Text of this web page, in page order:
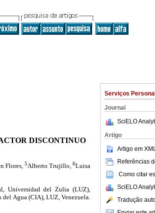
Serviços
Journal
SciELO
Artigo
Artigo em XML
Referências
Como citar
SciELO
Tradução
DISCONTINUO
Flores, 5Alberto Trujillo, 6Luisa
Universidad del Zulia (LUZ),
del Agua (CIA), LUZ, Venezuela.